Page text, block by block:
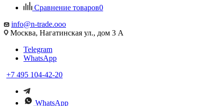
Сравнение товаров0
info@n-trade.ooo
Москва, Нагатинская ул., дом 3 А
Telegram
WhatsApp
+7 495 104-42-20
WhatsApp